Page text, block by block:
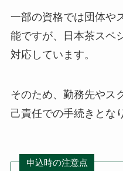
一部の資格では団体や
能ですが、日本茶スペ
対応しています。
そのため、勤務先やス
己責任での手続きとな
申込時の注意点